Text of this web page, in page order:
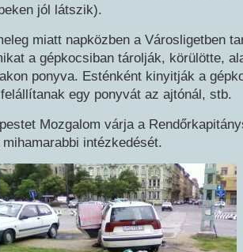
jól látszik).
miatt napközben a Városligetben
a gépkocsiban tárolják, körülötte,
ponyva. Esténként kinyitják a
egy ponyvát az ajtónál, stb.
Mozgalom várja a
intézkedését.